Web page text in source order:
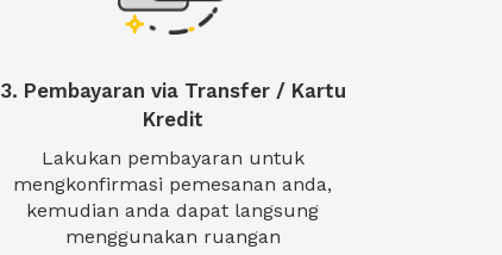
3. Pembayaran via Transfer / Kartu
Kredit
Lakukan pembayaran untuk
mengkonfirmasi pemesanan anda,
kemudian anda dapat langsung
menggunakan ruangan